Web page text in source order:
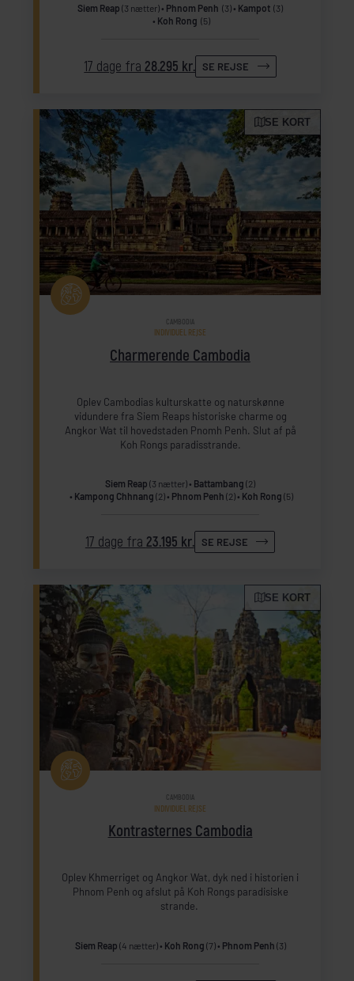
Siem Reap (3 nætter) Phnom Penh (3) Kampot (3)
Koh Rong (5)
17 dage fra28.295 kr. SE REJSE
SE KORT
Charmerende Cambodia
CAMBODIA
INDIVIDUEL REJSE
Oplev Cambodias kulturskatte og naturskønne
vidundere fra Siem Reaps historiske charme og
Angkor Wat til hovedstaden Pnomh Penh. Slut af på
Koh Rongs paradisstrande.
Siem Reap (3 nætter) Battambang (2)
Kampong Chhnang (2) Phnom Penh (2) Koh Rong (5)
17 dage fra 23.195 kr. SE REJSE
SE KORT
Kontrasternes Cambodia
CAMBODIA
INDIVIDUEL REJSE
Oplev Khmerriget og Angkor Wat, dyk ned i historien i
Phnom Penh og afslut på Koh Rongs paradisiske
strande.
Siem Reap (4 nætter) Koh Rong (7) Phnom Penh (3)